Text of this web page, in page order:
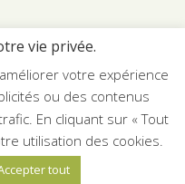
importante pour
car elle participe à
des cellules
la protection des
On trouve cette
les aliments
vie privée.
votre expérience
ou des contenus
En cliquant sur « Tout
utilisation des cookies.
tout